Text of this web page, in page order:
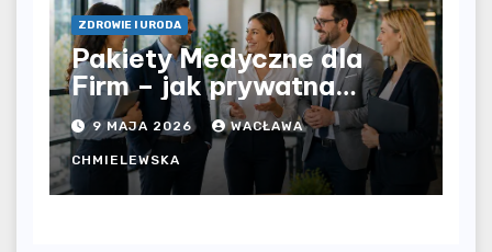
ZDROWIE I URODA
Pakiety Medyczne dla
Firm – jak prywatna
opieka zdrowotna
wpływa na jakość
współpracy w
organizacji?
9 MAJA 2026 WACŁAWA
CHMIELEWSKA